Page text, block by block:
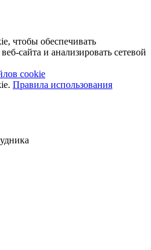
чтобы обеспечивать
сайта и анализировать сетевой
cookie
Правила использования